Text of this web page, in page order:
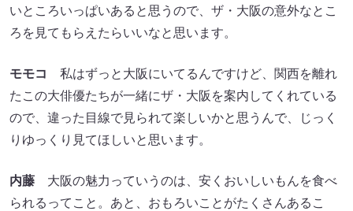
いところいっぱいあると思うので、ザ・大阪の意外なとこ
ろを見てもらえたらいいなと思います。
モモコ
私はずっと大阪にいてるんですけど、関西を離れ
たこの大俳優たちが一緒にザ・大阪を案内してくれている
ので、違った目線で見られて楽しいかと思うんで、じっく
りゆっくり見てほしいと思います。
内藤 大阪の魅力っていうのは、安くおいしいもんを食べ
られるってこと。あと、おもろいことがたくさんあるこ